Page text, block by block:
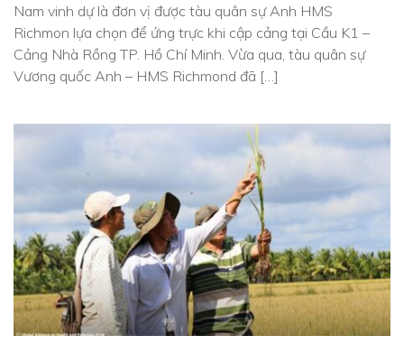
Nam vinh dự là đơn vị được tàu quân sự Anh HMS
Richmon lựa chọn để ứng trực khi cập cảng tại Cầu K1 –
Cảng Nhà Rồng TP. Hồ Chí Minh. Vừa qua, tàu quân sự
Vương quốc Anh – HMS Richmond đã […]